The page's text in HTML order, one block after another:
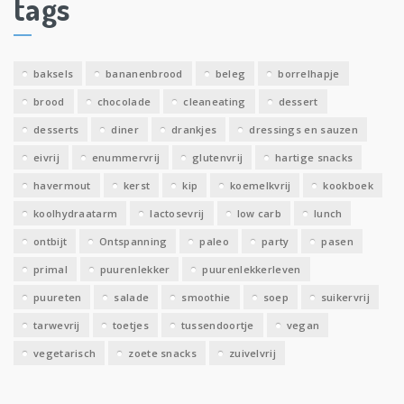
e
v
tags
baksels bananenbrood beleg borrelhapje
brood chocolade cleaneating dessert
desserts diner drankjes dressings en sauzen
eivrij enummervrij glutenvrij hartige snacks
havermout kerst kip koemelkvrij kookboek
koolhydraatarm lactosevrij low carb lunch
ontbijt Ontspanning paleo party pasen
primal puurenlekker puurenlekkerleven
puureten salade smoothie soep suikervrij
tarwevrij toetjes tussendoortje vegan
vegetarisch zoete snacks zuivelvrij